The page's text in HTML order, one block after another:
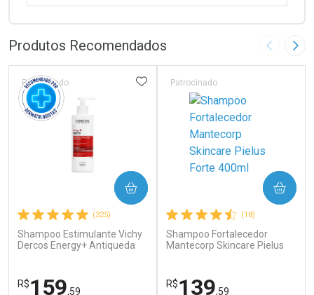
Laboratório
Ativar Desconto
Comprar sem Desconto
Por Menos
Comprar sem Desconto
Produtos Recomendados Imagem
(325)
Shampoo Estimulante Vichy
Dercos Energy+ Antiqueda
Patrocinado
R$159,59
ADICIONAR AOS FAVORITOS
COMPRAR
(18)
Shampoo Fortalecedor
Mantecorp Skincare Pielus
Patrocinado
R$139,59
COMPRAR